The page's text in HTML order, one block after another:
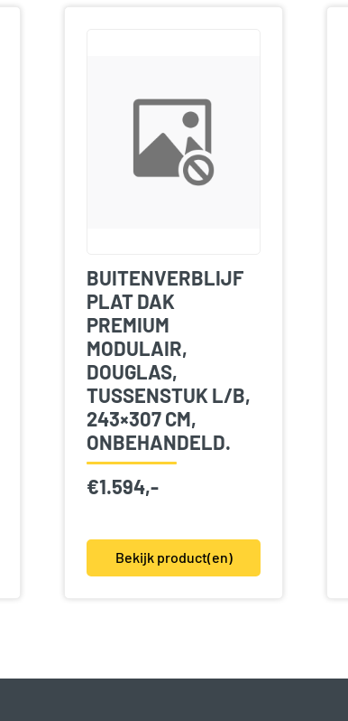
BUITENVERBLIJF
PLAT DAK
PREMIUM
MODULAIR,
DOUGLAS,
TUSSENSTUK L/B,
243×307 CM,
ONBEHANDELD.
€1.594,-
Bekijk product(en)